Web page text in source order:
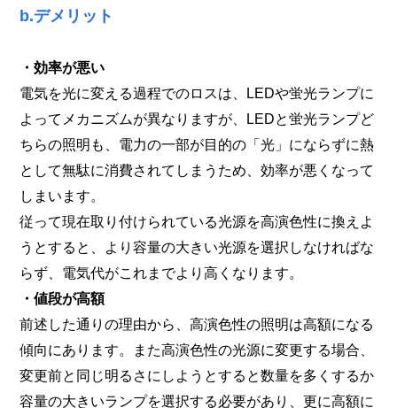
b.デメリット
・効率が悪い
電気を光に変える過程でのロスは、LEDや蛍光ランプに
よってメカニズムが異なりますが、LEDと蛍光ランプど
ちらの照明も、電力の一部が目的の「光」にならずに熱
として無駄に消費されてしまうため、効率が悪くなって
しまいます。
従って現在取り付けられている光源を高演色性に換えよ
うとすると、より容量の大きい光源を選択しなければな
らず、電気代がこれまでより高くなります。
・値段が高額
前述した通りの理由から、高演色性の照明は高額になる
傾向にあります。また高演色性の光源に変更する場合、
変更前と同じ明るさにしようとすると数量を多くするか
容量の大きいランプを選択する必要があり、更に高額に